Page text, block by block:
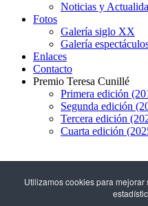
Noticias y
Fotos
Galería siglo XX
Galería
Enlaces
Contacto
Premio Teresa Cunillé
Primera edición
Segunda edición
Tercera edición
Cuarta edición
Utilizamos cookies para